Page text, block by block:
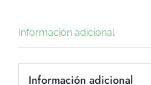
Información adicional
Información adicional